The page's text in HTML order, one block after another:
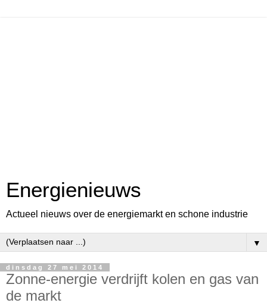
Energienieuws
Actueel nieuws over de energiemarkt en schone industrie
▼
dinsdag 27 mei 2014
Zonne-energie verdrijft kolen en gas van
de markt